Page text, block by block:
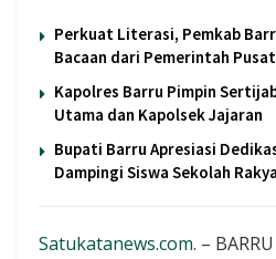
Perkuat Literasi, Pemkab
Bacaan dari Pemerintah Pusat
Kapolres Barru Pimpin
Utama dan Kapolsek Jajaran
Bupati Barru Apresiasi
Dampingi Siswa Sekolah
Satukatanews.com. –